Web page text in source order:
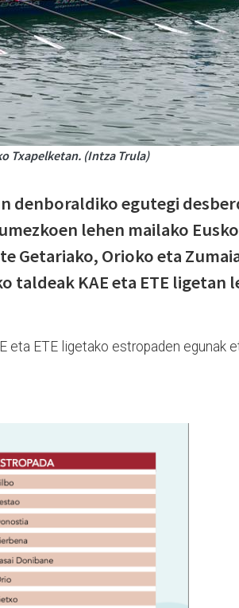
Txapelketan. (Intza Trula)
denboraldiko egutegi
lehen mailako
Getariako, Orioko eta
taldeak KAE eta ETE ligetan
eta ETE ligetako estropaden egunak